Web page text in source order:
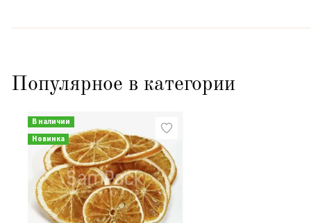
Популярное в категории
В наличии
Новинка